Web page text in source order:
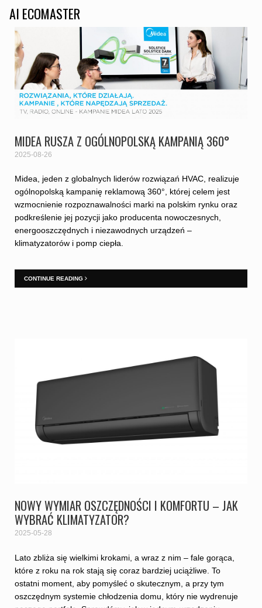
AI ECOMASTER
MIDEA RUSZA Z OGÓLNOPOLSKĄ KAMPANIĄ 360°
2025-08-26
Midea, jeden z globalnych liderów rozwiązań HVAC, realizuje
ogólnopolską kampanię reklamową 360°, której celem jest
wzmocnienie rozpoznawalności marki na polskim rynku oraz
podkreślenie jej pozycji jako producenta nowoczesnych,
energooszczędnych i niezawodnych urządzeń –
klimatyzatorów i pomp ciepła.
CONTINUE READING
NOWY WYMIAR OSZCZĘDNOŚCI I KOMFORTU – JAK
WYBRAĆ KLIMATYZATOR?
2025-05-28
Lato zbliża się wielkimi krokami, a wraz z nim – fale gorąca,
które z roku na rok stają się coraz bardziej uciążliwe. To
ostatni moment, aby pomyśleć o skutecznym, a przy tym
oszczędnym systemie chłodzenia domu, który nie wydrenuje